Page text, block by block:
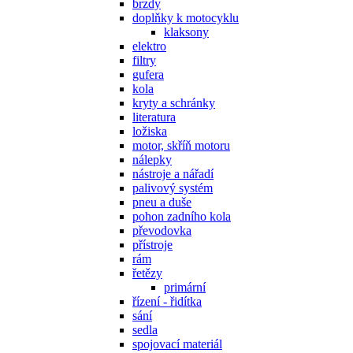
brzdy
doplňky k motocyklu
klaksony
elektro
filtry
gufera
kola
kryty a schránky
literatura
ložiska
motor, skříň motoru
nálepky
nástroje a nářadí
palivový systém
pneu a duše
pohon zadního kola
převodovka
přístroje
rám
řetězy
primární
řízení - řidítka
sání
sedla
spojovací materiál